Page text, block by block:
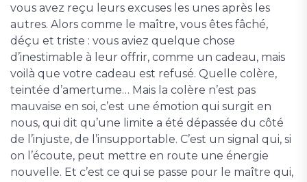
vous avez reçu leurs excuses les unes après les
autres. Alors comme le maître, vous êtes fâché,
déçu et triste : vous aviez quelque chose
d’inestimable à leur offrir, comme un cadeau, mais
voilà que votre cadeau est refusé. Quelle colère,
teintée d’amertume… Mais la colère n’est pas
mauvaise en soi, c’est une émotion qui surgit en
nous, qui dit qu’une limite a été dépassée du côté
de l’injuste, de l’insupportable. C’est un signal qui, si
on l’écoute, peut mettre en route une énergie
nouvelle. Et c’est ce qui se passe pour le maître qui,